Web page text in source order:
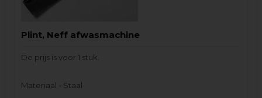
Plint, Neff afwasmachine
De prijs is voor 1 stuk.
Materiaal - Staal